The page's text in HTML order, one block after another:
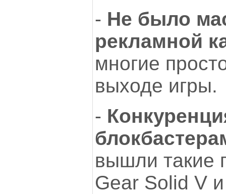
- Не было
рекламной
многие
выходе игры.
-
вышли такие
Gear Solid V